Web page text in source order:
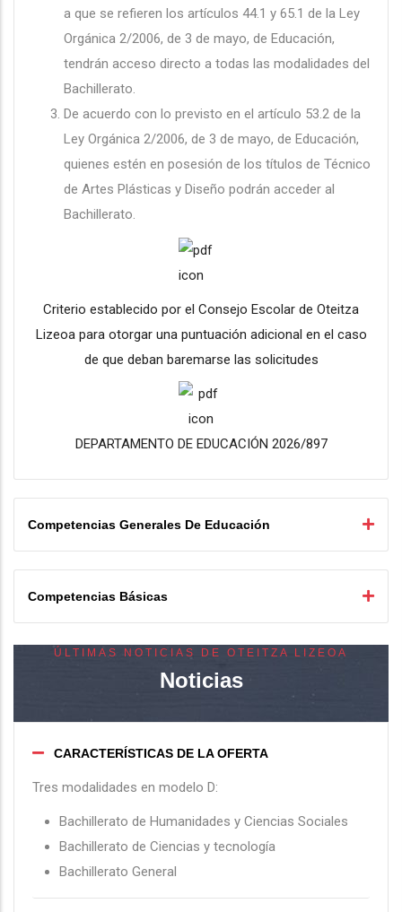
a que se refieren los artículos 44.1 y 65.1 de la Ley
Orgánica 2/2006, de 3 de mayo, de Educación,
tendrán acceso directo a todas las modalidades del
Bachillerato.
De acuerdo con lo previsto en el artículo 53.2 de la
Ley Orgánica 2/2006, de 3 de mayo, de Educación,
quienes estén en posesión de los títulos de Técnico
de Artes Plásticas y Diseño podrán acceder al
Bachillerato.
Criterio establecido por el Consejo Escolar de Oteitza
Lizeoa para otorgar una puntuación adicional en el caso
de que deban baremarse las solicitudes
DEPARTAMENTO DE EDUCACIÓN 2026/897
Competencias Generales De Educación
Competencias Básicas
ÚLTIMAS NOTICIAS DE OTEITZA LIZEOA
Noticias
CARACTERÍSTICAS DE LA OFERTA
Tres modalidades en modelo D:
Bachillerato de Humanidades y Ciencias Sociales
Bachillerato de Ciencias y tecnología
Bachillerato General